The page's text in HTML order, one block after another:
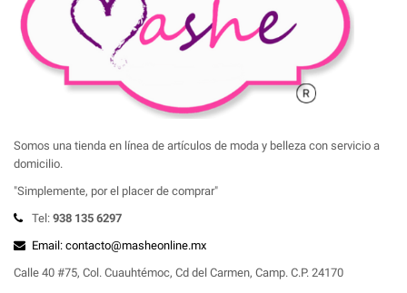
Somos una tienda en línea de artículos de moda y belleza con servicio a
domicilio.
"Simplemente, por el placer de comprar"
Tel: 938 135 6297
Email: contacto@masheonline.mx
Calle 40 #75, Col. Cuauhtémoc, Cd del Carmen, Camp. C.P. 24170